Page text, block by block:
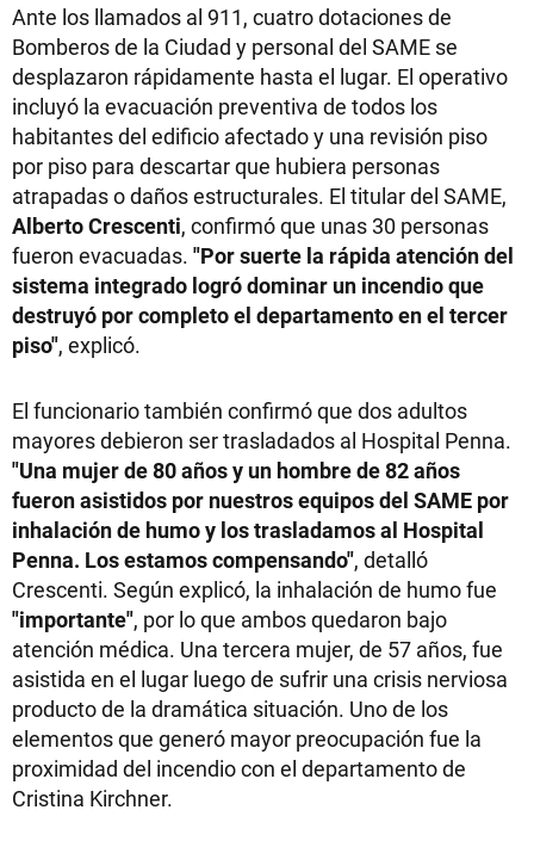
Ante los llamados al 911, cuatro dotaciones de
Bomberos de la Ciudad y personal del SAME se
desplazaron rápidamente hasta el lugar. El operativo
incluyó la evacuación preventiva de todos los
habitantes del edificio afectado y una revisión piso
por piso para descartar que hubiera personas
atrapadas o daños estructurales. El titular del SAME,
Alberto Crescenti, confirmó que unas 30 personas
fueron evacuadas. "Por suerte la rápida atención del
sistema integrado logró dominar un incendio que
destruyó por completo el departamento en el tercer
piso", explicó.
El funcionario también confirmó que dos adultos
mayores debieron ser trasladados al Hospital Penna.
"Una mujer de 80 años y un hombre de 82 años
fueron asistidos por nuestros equipos del SAME por
inhalación de humo y los trasladamos al Hospital
Penna. Los estamos compensando", detalló
Crescenti. Según explicó, la inhalación de humo fue
"importante", por lo que ambos quedaron bajo
atención médica. Una tercera mujer, de 57 años, fue
asistida en el lugar luego de sufrir una crisis nerviosa
producto de la dramática situación. Uno de los
elementos que generó mayor preocupación fue la
proximidad del incendio con el departamento de
Cristina Kirchner.